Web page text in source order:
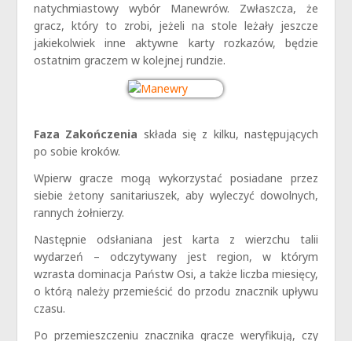
natychmiastowy wybór Manewrów. Zwłaszcza, że
gracz, który to zrobi, jeżeli na stole leżały jeszcze
jakiekolwiek inne aktywne karty rozkazów, będzie
ostatnim graczem w kolejnej rundzie.
Faza Zakończenia składa się z kilku, następujących
po sobie kroków.
Wpierw gracze mogą wykorzystać posiadane przez
siebie żetony sanitariuszek, aby wyleczyć dowolnych,
rannych żołnierzy.
Następnie odsłaniana jest karta z wierzchu talii
wydarzeń – odczytywany jest region, w którym
wzrasta dominacja Państw Osi, a także liczba miesięcy,
o którą należy przemieścić do przodu znacznik upływu
czasu.
Po przemieszczeniu znacznika gracze weryfikują, czy